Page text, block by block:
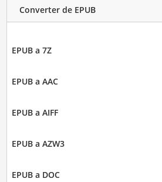
Converter de EPUB
EPUB a 7Z
EPUB a AAC
EPUB a AIFF
EPUB a AZW3
EPUB a DOC